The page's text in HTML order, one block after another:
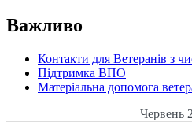
Важливо
Контакти для Ветеранів з
Підтримка ВПО
Матеріальна допомога
Червень